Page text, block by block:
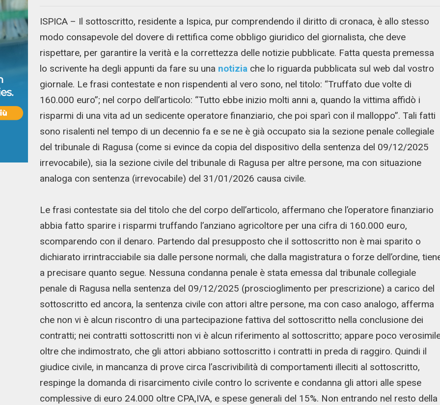
ISPICA – Il sottoscritto, residente a Ispica, pur comprendendo il diritto di cronaca, è allo stesso
modo consapevole del dovere di rettifica come obbligo giuridico del giornalista, che deve
rispettare, per garantire la verità e la correttezza delle notizie pubblicate. Fatta questa premessa
lo scrivente ha degli appunti da fare su una notiziache lo riguarda pubblicata sul web dal vostro
giornale. Le frasi contestate e non rispendenti al vero sono, nel titolo: “Truffato due volte di
160.000 euro”; nel corpo dell’articolo: “Tutto ebbe inizio molti anni a, quando la vittima affidò i
risparmi di una vita ad un sedicente operatore finanziario, che poi sparì con il malloppo”. Tali fatti
sono risalenti nel tempo di un decennio fa e se ne è già occupato sia la sezione penale collegiale
del tribunale di Ragusa (come si evince da copia del dispositivo della sentenza del 09/12/2025
irrevocabile), sia la sezione civile del tribunale di Ragusa per altre persone, ma con situazione
analoga con sentenza (irrevocabile) del 31/01/2026 causa civile.
Le frasi contestate sia del titolo che del corpo dell’articolo, affermano che l’operatore finanziario
abbia fatto sparire i risparmi truffando l’anziano agricoltore per una cifra di 160.000 euro,
scomparendo con il denaro. Partendo dal presupposto che il sottoscritto non è mai sparito o
dichiarato irrintracciabile sia dalle persone normali, che dalla magistratura o forze dell’ordine,
a precisare quanto segue. Nessuna condanna penale è stata emessa dal tribunale collegiale
penale di Ragusa nella sentenza del 09/12/2025 (proscioglimento per prescrizione) a carico del
sottoscritto ed ancora, la sentenza civile con attori altre persone, ma con caso analogo, afferma
che non vi è alcun riscontro di una partecipazione fattiva del sottoscritto nella conclusione dei
contratti; nei contratti sottoscritti non vi è alcun riferimento al sottoscritto; appare poco
oltre che indimostrato, che gli attori abbiano sottoscritto i contratti in preda di raggiro. Quindi il
giudice civile, in mancanza di prove circa l’ascrivibilità di comportamenti illeciti al sottoscritto,
respinge la domanda di risarcimento civile contro lo scrivente e condanna gli attori alle spese
complessive di euro 24.000 oltre CPA,IVA, e spese generali del 15%. Non entrando nel resto della